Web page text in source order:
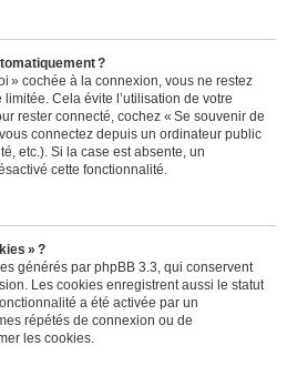
?
» cochée à la connexion, vous ne restez
Cela évite l’utilisation de votre
rester connecté, cochez « Se souvenir de
connectez depuis un ordinateur public
etc.). Si la case est absente, un
cette fonctionnalité.
» ?
générés par phpBB 3.3, qui conservent
Les cookies enregistrent aussi le statut
a été activée par un
répétés de connexion ou de
les cookies.